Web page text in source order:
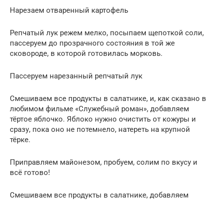
Нарезаем отваренный картофель
Репчатый лук режем мелко, посыпаем щепоткой соли,
пассеруем до прозрачного состояния в той же
сковороде, в которой готовилась морковь.
Пассеруем нарезанный репчатый лук
Смешиваем все продукты в салатнике, и, как сказано в
любимом фильме «Служебный роман», добавляем
тёртое яблочко. Яблоко нужно очистить от кожуры и
сразу, пока оно не потемнело, натереть на крупной
тёрке.
Приправляем майонезом, пробуем, солим по вкусу и
всё готово!
Смешиваем все продукты в салатнике, добавляем